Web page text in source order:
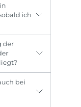
ich
der
bei